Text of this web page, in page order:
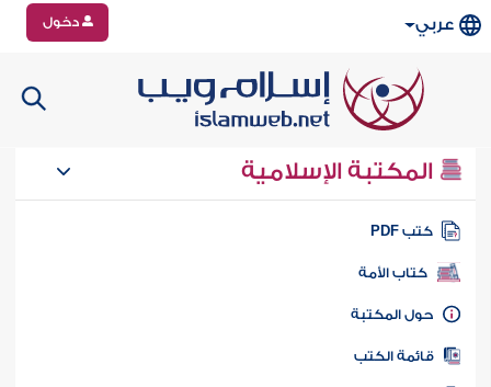
عربي دخول
المكتبة الإسلامية
كتب PDF
كتاب الأمة
المكتبة